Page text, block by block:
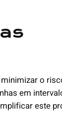
o
em
este